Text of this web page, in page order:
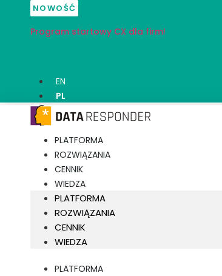
PrzejdźNOWOŚĆ
Program startowy CX dla firm!
EN
PL
PLATFORMA
ROZWIĄZANIA
CENNIK
WIEDZA
PLATFORMA
ROZWIĄZANIA
CENNIK
WIEDZA
PLATFORMA